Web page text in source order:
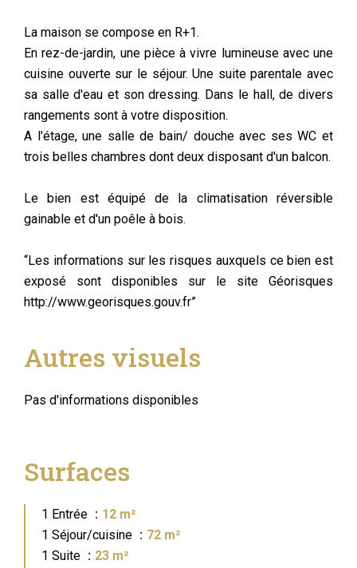
La maison se compose en R+1.
En rez-de-jardin, une pièce à vivre lumineuse avec une
cuisine ouverte sur le séjour. Une suite parentale avec
sa salle d'eau et son dressing. Dans le hall, de divers
rangements sont à votre disposition.
A l'étage, une salle de bain/ douche avec ses WC et
trois belles chambres dont deux disposant d'un balcon.
Le bien est équipé de la climatisation réversible
gainable et d'un poêle à bois.
“Les informations sur les risques auxquels ce bien est
exposé sont disponibles sur le site Géorisques
http://www.georisques.gouv.fr”
Autres visuels
Pas d'informations disponibles
Surfaces
1 Entrée
12 m²
1 Séjour/cuisine
72 m²
1 Suite
23 m²